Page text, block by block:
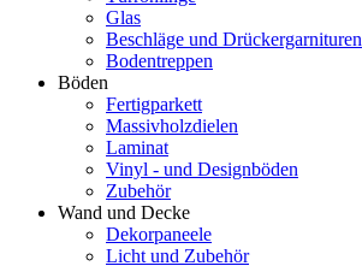
Glas
Beschläge und Drückergarnituren
Bodentreppen
Böden
Fertigparkett
Massivholzdielen
Laminat
Vinyl - und Designböden
Zubehör
Wand und Decke
Dekorpaneele
Licht und Zubehör